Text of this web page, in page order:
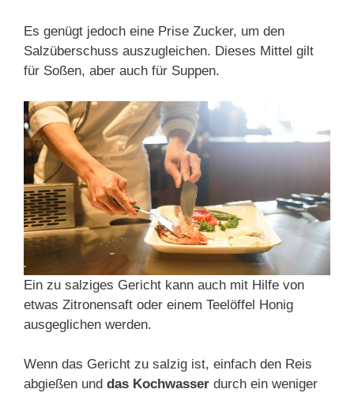
Es genügt jedoch eine Prise Zucker, um den
Salzüberschuss auszugleichen. Dieses Mittel gilt
für Soßen, aber auch für Suppen.
Ein zu salziges Gericht kann auch mit Hilfe von
etwas Zitronensaft oder einem Teelöffel Honig
ausgeglichen werden.
Wenn das Gericht zu salzig ist, einfach den Reis
abgießen und das Kochwasser durch ein weniger